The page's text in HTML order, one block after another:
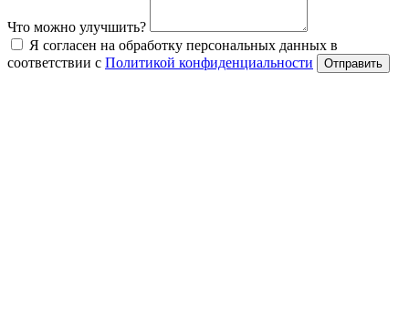
Что можно улучшить?
Я согласен на обработку персональных данных в
соответствии с Политикой конфиденциальности Отправить